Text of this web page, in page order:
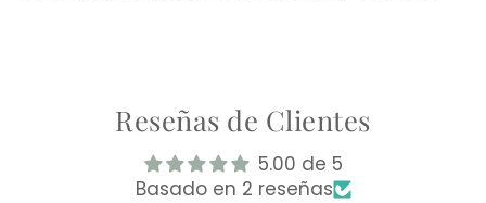
Reseñas de Clientes
5.00 de 5
Basado en 2 reseñas